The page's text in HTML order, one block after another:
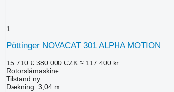
1
Pöttinger NOVACAT 301 ALPHA MOTION
15.710 € 380.000 CZK ≈ 117.400 kr.
Rotorslåmaskine
Tilstand ny
Dækning 3,04 m